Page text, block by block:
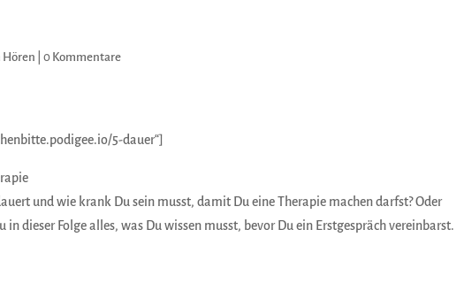
Hören |0 Kommentare
5-dauer“]
und wie krank Du sein musst, damit Du eine Therapie machen darfst? Oder
in dieser Folge alles, was Du wissen musst, bevor Du ein Erstgespräch vereinbarst.